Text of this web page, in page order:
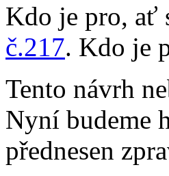
Kdo je pro, ať
č.217. Kdo je
Tento návrh
Nyní budeme
přednesen